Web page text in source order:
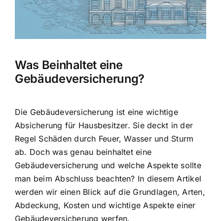
Hausratversicherung
Berufsunfähigkeitsversicherung
Weitere Tarifvergleiche
Was Beinhaltet eine
Gebäudeversicherung?
Die Gebäudeversicherung ist eine wichtige
Absicherung für Hausbesitzer. Sie deckt in der
Regel Schäden durch Feuer, Wasser und Sturm
ab. Doch was genau beinhaltet eine
Gebäudeversicherung und welche Aspekte sollte
man beim Abschluss beachten? In diesem Artikel
werden wir einen Blick auf die Grundlagen, Arten,
Abdeckung, Kosten und wichtige Aspekte einer
Gebäudeversicherung werfen.